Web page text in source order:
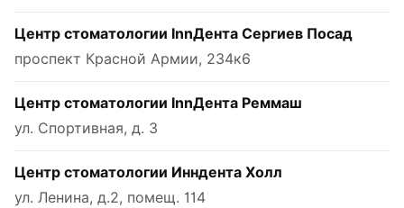
Центр стоматологии InnДента Сергиев Посад
проспект Красной Армии, 234к6
Центр стоматологии InnДента Реммаш
ул. Спортивная, д. 3
Центр стоматологии Инндента Холл
ул. Ленина, д.2, помещ. 114